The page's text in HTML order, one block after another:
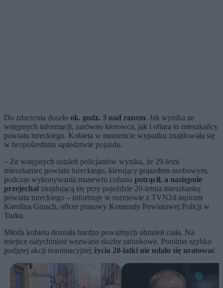
Do zdarzenia doszło ok. godz. 3 nad ranem. Jak wynika ze
wstępnych informacji, zarówno kierowca, jak i ofiara to mieszkańcy
powiatu tureckiego. Kobieta w momencie wypadku znajdowała się
w bezpośrednim sąsiedztwie pojazdu.
– Ze wstępnych ustaleń policjantów wynika, że 29-letni
mieszkaniec powiatu tureckiego, kierujący pojazdem osobowym,
podczas wykonywania manewru cofania potrącił, a następnie
przejechał znajdującą się przy pojeździe 20-letnia mieszkankę
powiatu tureckiego – informuje w rozmowie z TVN24 aspirant
Karolina Gmach, oficer prasowy Komendy Powiatowej Policji w
Turku.
Młoda kobieta doznała bardzo poważnych obrażeń ciała. Na
miejsce natychmiast wezwano służby ratunkowe. Pomimo szybko
podjętej akcji reanimacyjnej życia 20-latki nie udało się uratować.